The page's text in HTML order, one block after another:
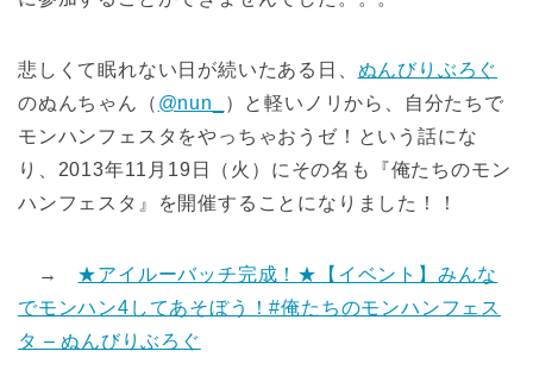
悲しくて眠れない日が続いたある日、 ぬんびりぶろぐ
のぬんちゃん（ @nun_
）と軽いノリから、自分たちで
モンハンフェスタをやっちゃおうゼ！という話にな
り、2013年11月19日（火）にその名も『俺たちのモン
ハンフェスタ』を開催することになりました！！
→ ★アイルーバッチ完成！★【イベント】みんな
でモンハン4してあそぼう！#俺たちのモンハンフェス
タ – ぬんびりぶろぐ